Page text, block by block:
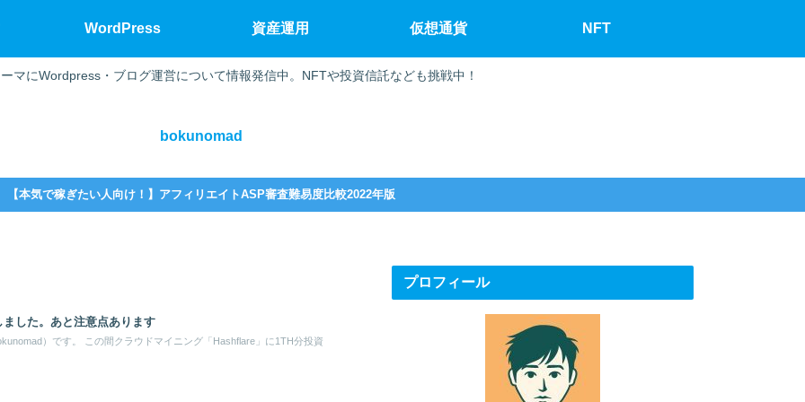
ーマにWordpress・ブログ運営について情報発信中。NFTや投資信託なども挑戦中！
bokunomad
WordPress 資産運用 仮想通貨 NFT
【本気で稼ぎたい人向け！】アフィリエイトASP審査難易度比較2022年版
した。あと注意点あります
）です。 この間クラウドマイニング「Hashflare」に1TH分投資
プロフィール